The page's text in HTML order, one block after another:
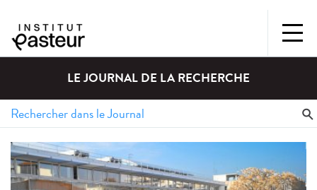
LE JOURNAL DE LA RECHERCHE